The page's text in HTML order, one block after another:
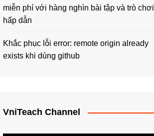
miễn phí với hàng nghìn bài tập và trò chơi
hấp dẫn
Khắc phục lỗi error: remote origin already
exists khi dùng github
VniTeach Channel